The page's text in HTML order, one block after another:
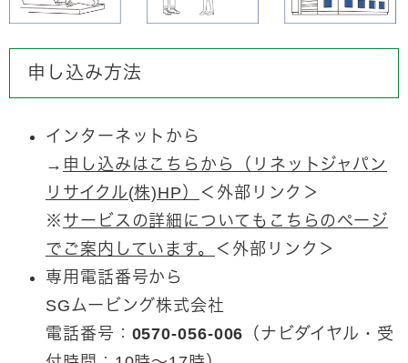
申し込み方法
インターネットから
→ 申し込みはこちらから（リネットジャパン
リサイクル(株)HP）
＜外部リンク＞
​※ サービスの詳細についてもこちらのページ
でご案内しています。 ＜外部リンク＞
専用電話番号から
SGムービング株式会社
電話番号： 0570-056-006 （ナビダイヤル・受